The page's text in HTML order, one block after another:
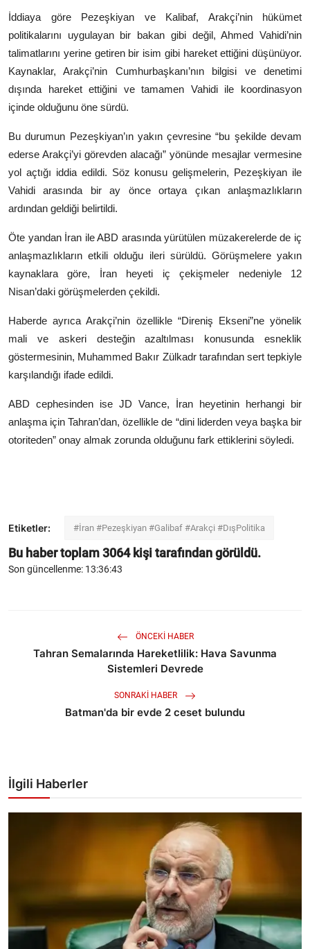
İddiaya göre Pezeşkiyan ve Kalibaf, Arakçi’nin hükümet
politikalarını uygulayan bir bakan gibi değil,Ahmed Vahidi’nin
talimatlarını yerine getiren bir isim gibi hareket ettiğini düşünüyor.
Kaynaklar, Arakçi’nin Cumhurbaşkanı’nın bilgisi ve denetimi
dışında hareket ettiğini ve tamamen Vahidi ile koordinasyon
içinde olduğunu öne sürdü.
Bu durumun Pezeşkiyan’ın yakın çevresine “bu şekilde devam
ederse Arakçi’yi görevden alacağı” yönünde mesajlar vermesine
yol açtığı iddia edildi. Söz konusu gelişmelerin, Pezeşkiyan ile
Vahidi arasında bir ay önce ortaya çıkan anlaşmazlıkların
ardından geldiği belirtildi.
Öte yandan İran ile ABD arasında yürütülen müzakerelerde de iç
anlaşmazlıkların etkili olduğu ileri sürüldü. Görüşmelere yakın
kaynaklara göre, İran heyeti iç çekişmeler nedeniyle 12
Nisan’daki görüşmelerden çekildi.
Haberde ayrıca Arakçi’nin özellikle “Direniş Ekseni”ne yönelik
mali ve askeri desteğin azaltılması konusunda esneklik
göstermesinin, Muhammed Bakır Zülkadrtarafından sert tepkiyle
karşılandığı ifade edildi.
ABD cephesinden ise JD Vance, İran heyetinin herhangi bir
anlaşma için Tahran’dan, özellikle de “dini liderden veya başka bir
otoriteden” onay almak zorunda olduğunu fark ettiklerini söyledi.
Etiketler: #İran #Pezeşkiyan #Galibaf #Arakçi #DışPolitika
Bu haber toplam3064kişi tarafından görüldü.
Son güncellenme: 13:36:43
ÖNCEKI HABER
Tahran Semalarında Hareketlilik: Hava Savunma
Sistemleri Devrede
SONRAKI HABER
Batman'da bir evde 2 ceset bulundu
İlgili Haberler